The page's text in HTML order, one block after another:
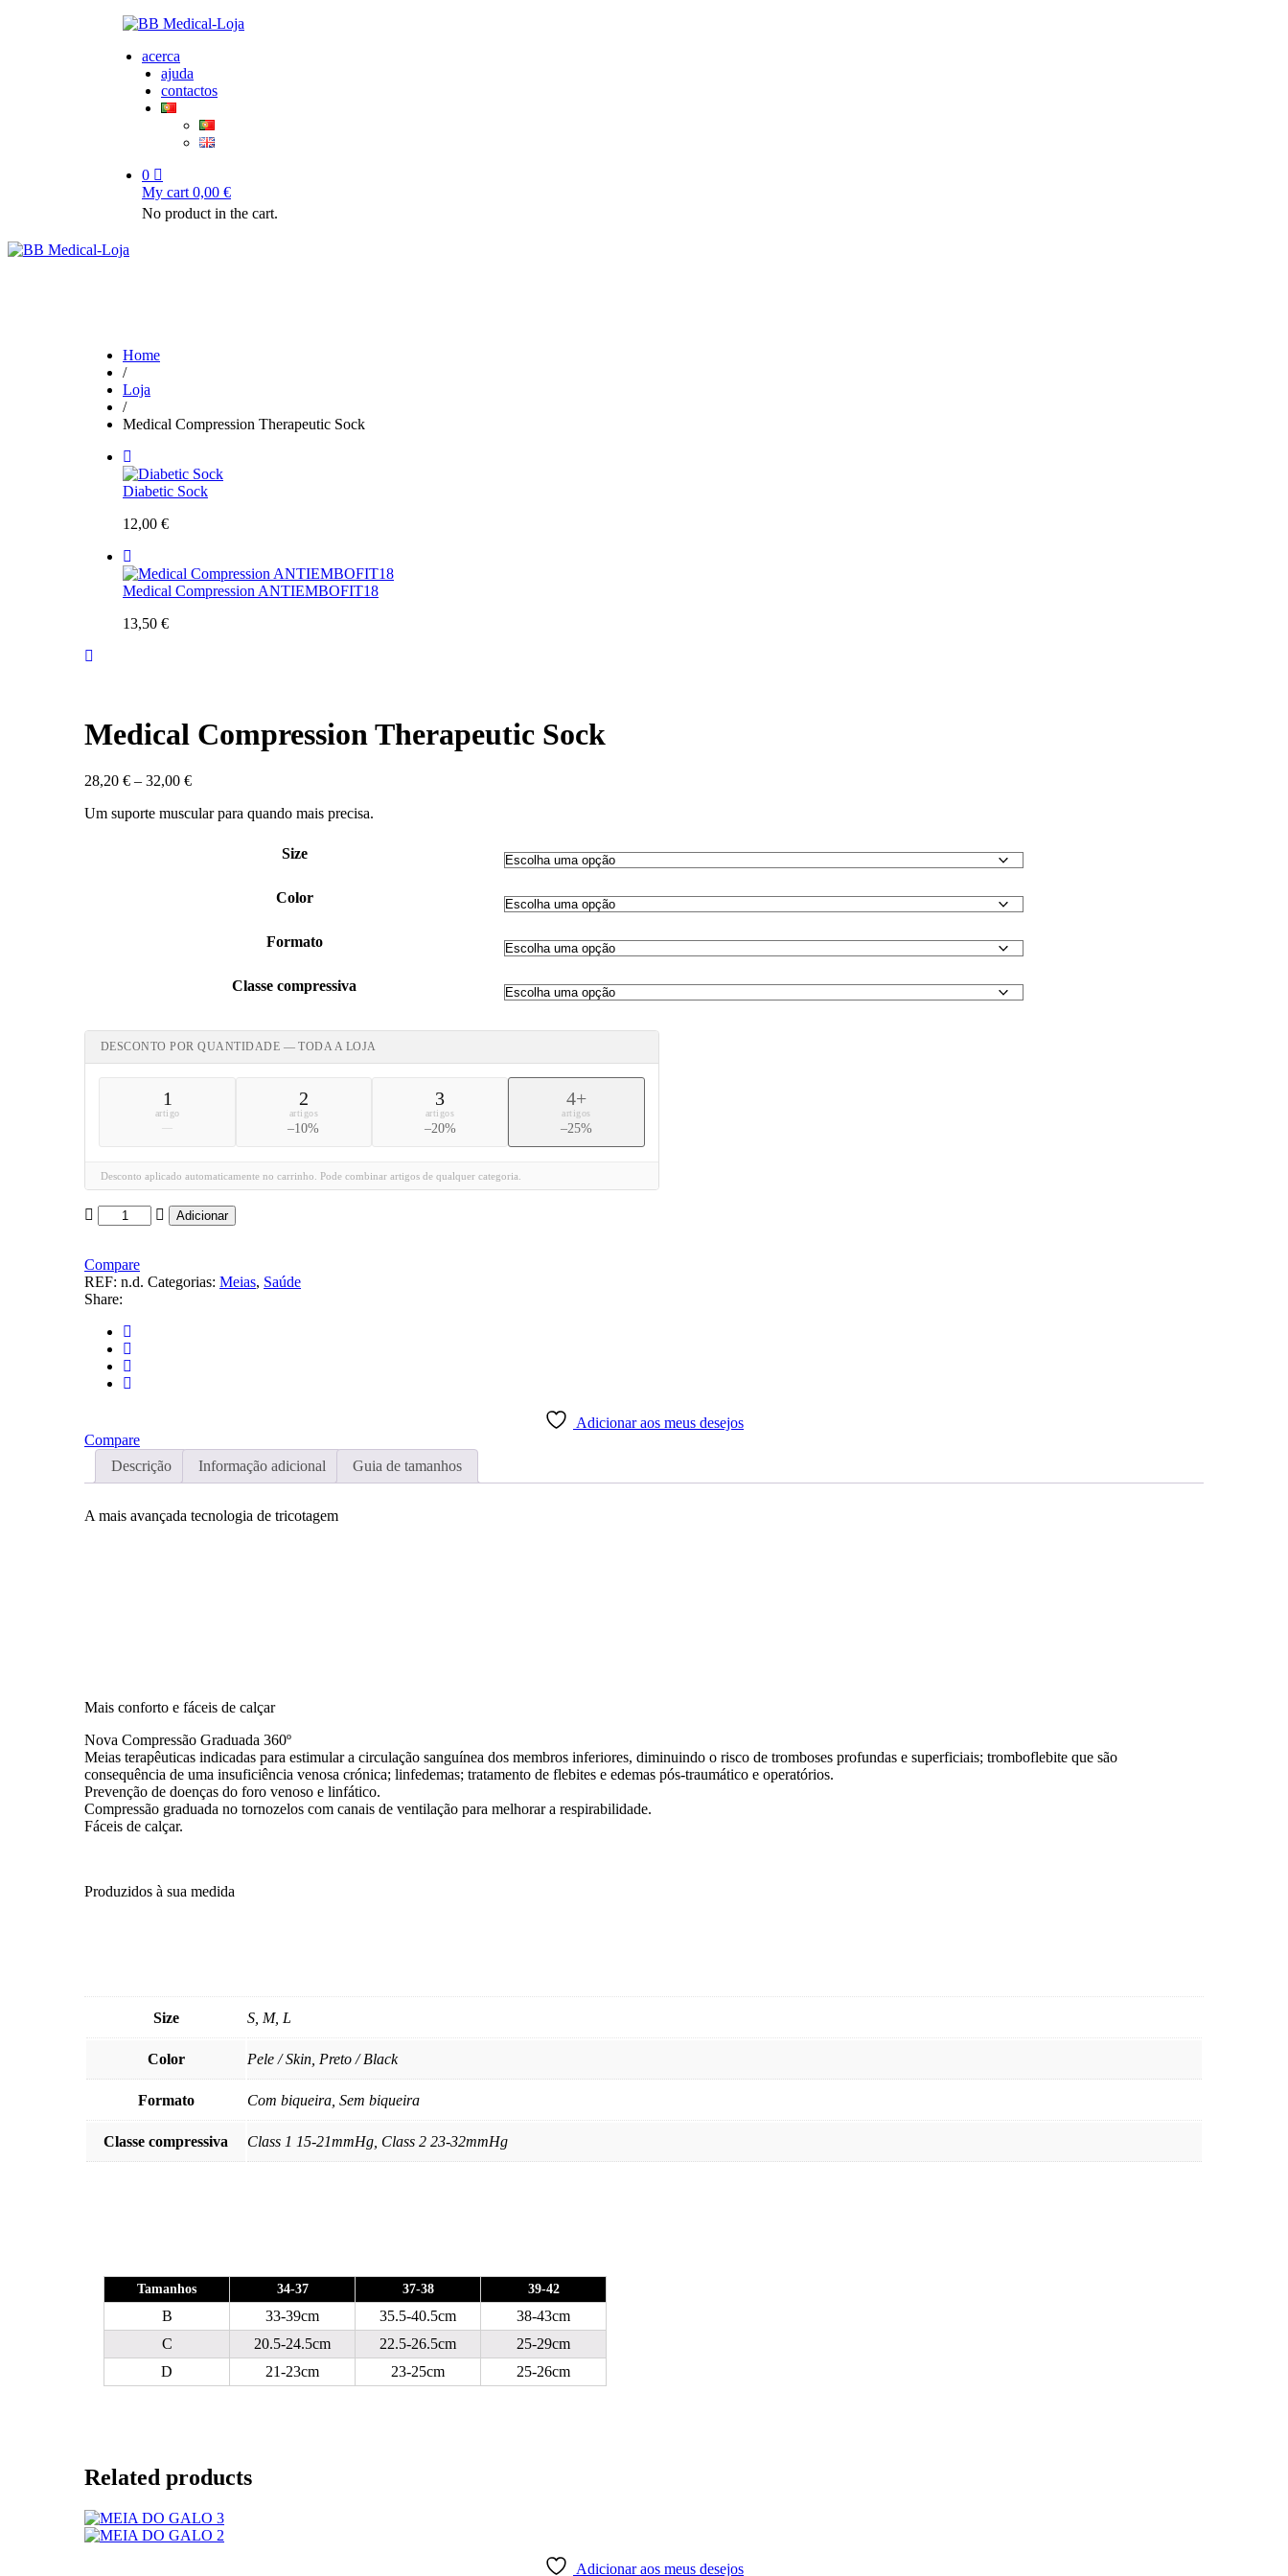
acerca
ajuda
contactos
0
My cart 0,00 €
No product in the cart.
Home
/
Loja
/
Medical Compression Therapeutic Sock
Diabetic Sock
12,00 €
Medical Compression ANTIEMBOFIT18
13,50 €
Medical Compression Therapeutic Sock
28,20 € – 32,00 €Price
28,20 €
Um suporte muscular para quando mais precisa.
Size
Color
Formato
Classe compressiva
DESCONTO POR QUANTIDADE — TODA A LOJA
1
artigo
—
2
artigos
–10%
3
artigos
–20%
4+
artigos
–25%
Desconto aplicado automaticamente no carrinho. Pode combinar artigos de qualquer categoria.
Quantidade
Compression
Therapeutic
Sock
Adicionar
Compare
REF: n.d. Categorias: Meias, Saúde
Share:
Adicionar aos meus desejos
Compare
Descrição
Informação adicional Guia de tamanhos
A mais avançada tecnologia de tricotagem
Mais conforto e fáceis de calçar
Nova Compressão Graduada 360º
Meias terapêuticas indicadas para estimular a circulação sanguínea dos membros inferiores, diminuindo o risco de tromboses profundas e superficiais; tromboflebite que são
consequência de uma insuficiência venosa crónica; linfedemas; tratamento de flebites e edemas pós-traumático e operatórios.
Prevenção de doenças do foro venoso e linfático.
Compressão graduada no tornozelos com canais de ventilação para melhorar a respirabilidade.
Fáceis de calçar.
Produzidos à sua medida
Size S, M, L
Color Pele / Skin, Preto / Black
Formato Com biqueira, Sem biqueira
Classe compressiva Class 1 15-21mmHg, Class 2 23-32mmHg
Tamanhos 34-37 37-38 39-42
B 33-39cm 35.5-40.5cm
38-43cm
C
20.5-24.5cm 22.5-26.5cm
25-29cm
D
21-23cm 23-25cm 25-26cm
Related products
Adicionar aos meus desejos